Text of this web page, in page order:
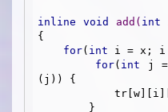
inline void add ( int
{
for( int i = x; i
for( int j =
(j)) {